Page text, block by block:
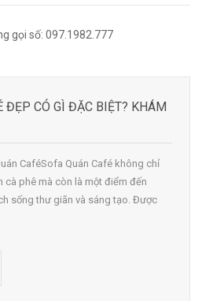
gọi số: 097.1982.777
ĐẸP CÓ GÌ ĐẶC BIỆT? KHÁM
CaféSofa Quán Café không chỉ
cà phê mà còn là một điểm đến
sống thư giãn và sáng tạo. Được